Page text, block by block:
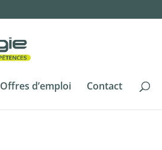
Offres d’emploi Contact